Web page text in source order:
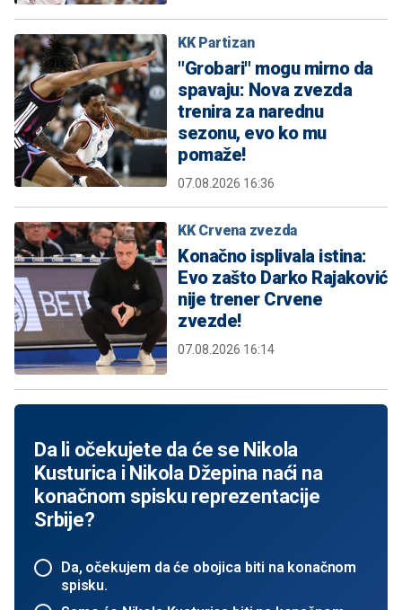
KK Partizan
"Grobari" mogu mirno da
spavaju: Nova zvezda
trenira za narednu
sezonu, evo ko mu
pomaže!
07.08.2026 16:36
KK Crvena zvezda
Konačno isplivala istina:
Evo zašto Darko Rajaković
nije trener Crvene
zvezde!
07.08.2026 16:14
Da li očekujete da će se Nikola
Kusturica i Nikola Džepina naći na
konačnom spisku reprezentacije
Srbije?
Da, očekujem da će obojica biti na konačnom
spisku.